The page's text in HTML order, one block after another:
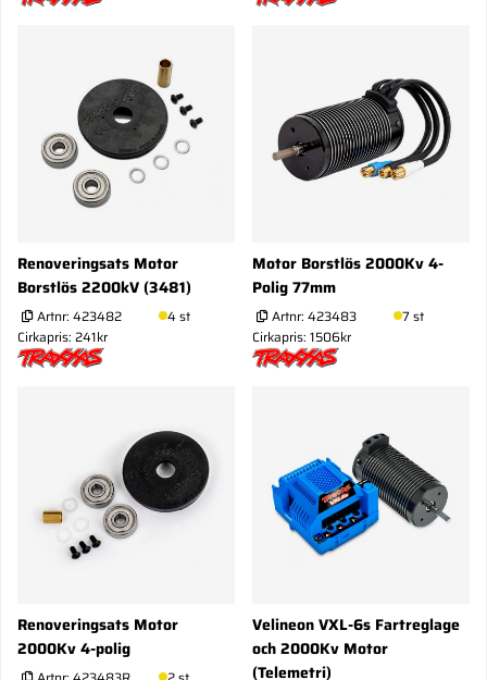
Renoveringsats Motor
Borstlös 2200kV (3481)
Artnr: 423482
4 st
Cirkapris: 241kr
Motor Borstlös 2000Kv 4-
Polig 77mm
Artnr: 423483
7 st
Cirkapris: 1506kr
Renoveringsats Motor
2000Kv 4-polig
Velineon VXL-6s Fartreglage
och 2000Kv Motor
(Telemetri)